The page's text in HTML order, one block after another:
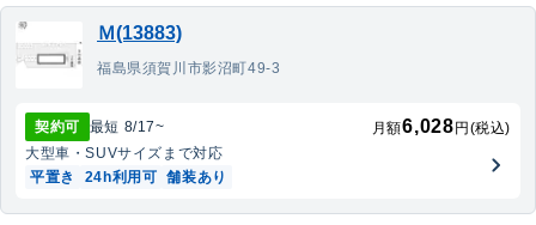
Ｍ(13883)
福島県須賀川市影沼町49-3
契約可 最短 8/17~ 月額6,028 円(税込)
大型車・SUVサイズまで対応
平置き
24h利用可 舗装あり